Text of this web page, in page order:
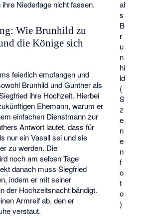
al
s
B
r
u
n
hi
ld
(
S
z
e
n
e
n
f
o
t
o
)
Niederlage nicht fassen.
Wie Brunhild zu
die Könige sich
feierlich empfangen und
Brunhild und Gunther als
ihre Hochzeit. Hierbei
Ehemann, warum er
einfachen Dienstmann zur
Antwort lautet, dass für
nur ein Vasall sei und sie
zu werden. Die
noch am selben Tage
danach muss Siegfried
indem er mit seiner
der Hochzeitsnacht bändigt.
Armreif ab, den er
verstaut.